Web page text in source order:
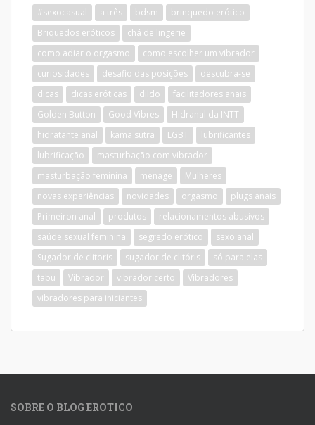
#sexocasual a três bdsm
brinquedo erótico
Briquedos eróticos
chá de lingerie
como adiar o orgasmo
como escolher um vibrador
curiosidades
desafio das posições
descubra-se
dicas
dicas eróticas dildo
facilitadores anais
Golden Button
Good Vibres
Hidranal da INTT
hidratante anal
kama sutra LGBT
lubrificantes
lubrificação
masturbação com vibrador
masturbação feminina
menage
Mulheres
novas experiências
novidades orgasmo
plugs anais
Primeiron anal
produtos
relacionamentos abusivos
saúde sexual feminina
segredo erótico
sexo anal
Sugador de clitoris
sugador de clitóris
só para elas
tabu
Vibrador vibrador certo
Vibradores
vibradores para iniciantes
SOBRE O BLOG ERÓTICO